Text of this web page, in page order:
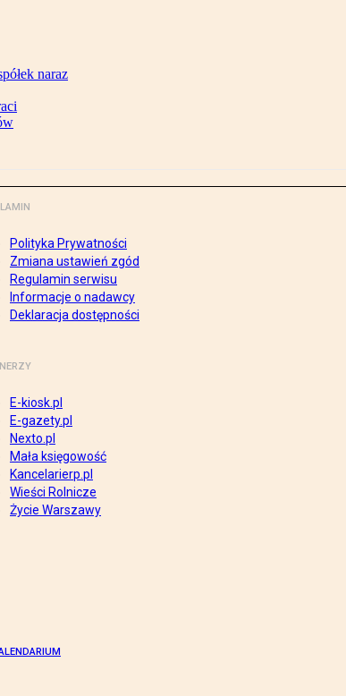
naraz
Polityka Prywatności
Zmiana ustawień zgód
Regulamin serwisu
Informacje o nadawcy
Deklaracja dostępności
E-kiosk.pl
E-gazety.pl
Nexto.pl
Mała księgowość
Kancelarierp.pl
Wieści Rolnicze
Życie Warszawy